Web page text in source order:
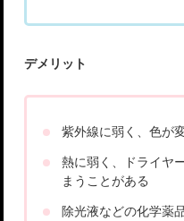
デメリット
紫外線に弱く、色が
熱に弱く、ドライヤ
まうことがある
除光液などの化学薬